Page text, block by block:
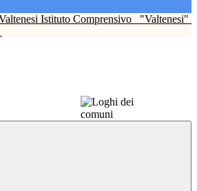
Istituto Comprensivo
"Valtenesi"